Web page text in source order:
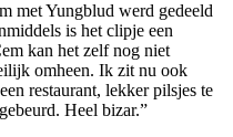
met Yungblud werd gedeeld
is het clipje een
kan het zelf nog niet
omheen. Ik zit nu ook
restaurant, lekker pilsjes te
Heel bizar.”